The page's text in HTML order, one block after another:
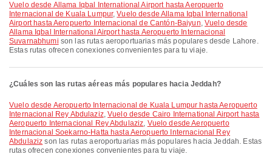
Vuelo desde Allama Iqbal International Airport hasta Aeropuerto
Internacional de Kuala Lumpur,Vuelo desde Allama Iqbal International
Airport hasta Aeropuerto Internacional de Cantón-Baiyun, Vuelo desde
Allama Iqbal International Airport hasta Aeropuerto Internacional
Suvarnabhumi son las rutas aeroportuarias más populares desde Lahore.
Estas rutas ofrecen conexiones convenientes para tu viaje.
¿Cuáles son las rutas aéreas más populares hacia Jeddah?
Vuelo desde Aeropuerto Internacional de Kuala Lumpur hasta Aeropuerto
Internacional Rey Abdulaziz,Vuelo desde Cairo International Airport hasta
Aeropuerto Internacional Rey Abdulaziz, Vuelo desde Aeropuerto
Internacional Soekarno-Hatta hasta Aeropuerto Internacional Rey
Abdulaziz son las rutas aeroportuarias más populares hacia Jeddah. Estas
rutas ofrecen conexiones convenientes para tu viaje.